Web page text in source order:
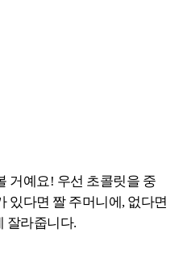
거예요! 우선 초콜릿을 중
있다면 짤 주머니에, 없다면
잘라줍니다.